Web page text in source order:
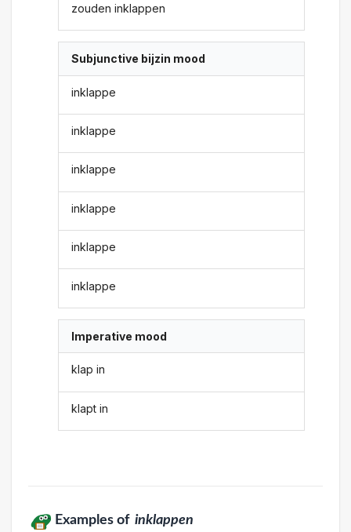
zouden inklappen
Subjunctive bijzin mood
inklappe
inklappe
inklappe
inklappe
inklappe
inklappe
Imperative mood
klap in
klapt in
Examples of inklappen